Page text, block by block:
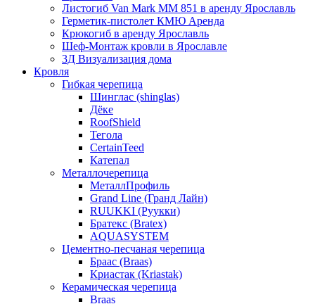
Листогиб Van Mark MM 851 в аренду Ярославль
Герметик-пистолет КМЮ Аренда
Крюкогиб в аренду Ярославль
Шеф-Монтаж кровли в Ярославле
3Д Визуализация дома
Кровля
Гибкая черепица
Шинглас (shinglas)
Дёке
RoofShield
Тегола
CertainTeed
Катепал
Металлочерепица
МеталлПрофиль
Grand Line (Гранд Лайн)
RUUKKI (Руукки)
Братекс (Bratex)
AQUASYSTEM
Цементно-песчаная черепица
Браас (Braas)
Криастак (Kriastak)
Керамическая черепица
Braas